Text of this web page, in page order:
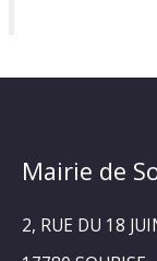
Mairie de
2, RUE DU 18